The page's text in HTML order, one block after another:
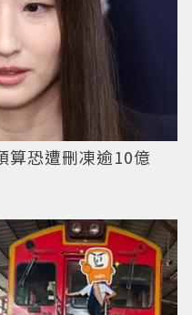
算恐遭刪凍逾10億